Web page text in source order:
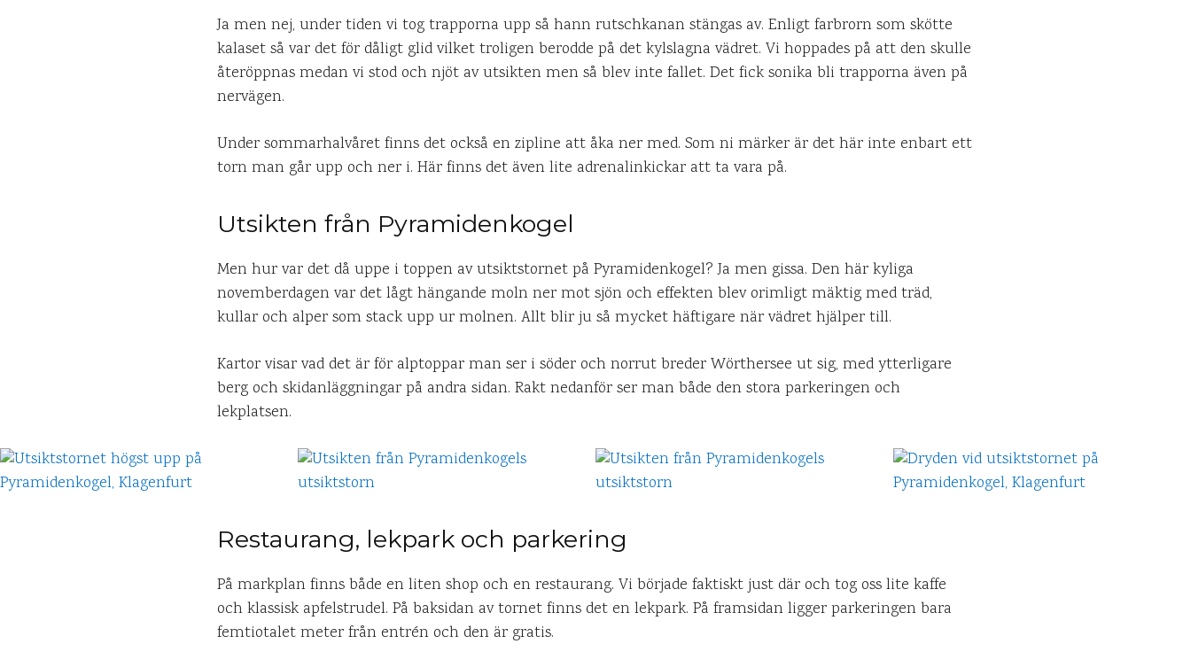
Ja men nej, under tiden vi tog trapporna upp så hann rutschkanan stängas av. Enligt farbrorn som skötte
kalaset så var det för dåligt glid vilket troligen berodde på det kylslagna vädret. Vi hoppades på att den skulle
återöppnas medan vi stod och njöt av utsikten men så blev inte fallet. Det fick sonika bli trapporna även på
nervägen.
Under sommarhalvåret finns det också en zipline att åka ner med. Som ni märker är det här inte enbart ett
torn man går upp och ner i. Här finns det även lite adrenalinkickar att ta vara på.
Utsikten från Pyramidenkogel
Men hur var det då uppe i toppen av utsiktstornet på Pyramidenkogel? Ja men gissa. Den här kyliga
novemberdagen var det lågt hängande moln ner mot sjön och effekten blev orimligt mäktig med träd,
kullar och alper som stack upp ur molnen. Allt blir ju så mycket häftigare när vädret hjälper till.
Kartor visar vad det är för alptoppar man ser i söder och norrut breder Wörthersee ut sig, med ytterligare
berg och skidanläggningar på andra sidan. Rakt nedanför ser man både den stora parkeringen och
lekplatsen.
Restaurang, lekpark och parkering
På markplan finns både en liten shop och en restaurang. Vi började faktiskt just där och tog oss lite kaffe
och klassisk apfelstrudel. På baksidan av tornet finns det en lekpark. På framsidan ligger parkeringen bara
femtiotalet meter från entrén och den är gratis.